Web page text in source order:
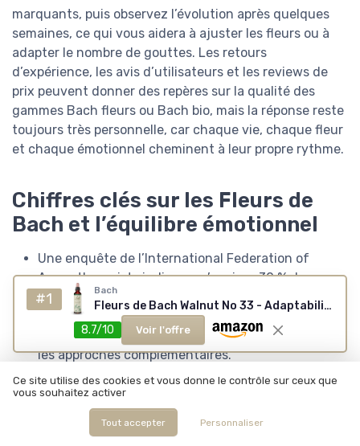
marquants, puis observez l’évolution après quelques
semaines, ce qui vous aidera à ajuster les fleurs ou à
adapter le nombre de gouttes. Les retours
d’expérience, les avis d’utilisateurs et les reviews de
prix peuvent donner des repères sur la qualité des
gammes Bach fleurs ou Bach bio, mais la réponse reste
toujours très personnelle, car chaque vie, chaque fleur
et chaque émotionnel cheminent à leur propre rythme.
Chiffres clés sur les Fleurs de
Bach et l’équilibre émotionnel
Une enquête de l’International Federation of
Aromatherapists indique qu’environ 30 % des
praticiens en bien être en Europe proposent aussi
des élixirs floraux de type Fleurs de Bach, ce qui
montre l’intégration croissante de ces élixirs dans
les approches complémentaires.
Selon des données publiées par la Fondation Bach,
plus de 80 pays disposent aujourd’hui de points de
vente officiels pour les Fleurs de Bach, ce qui
facilite l’accès aux élixirs floraux pour les
#1 Bach
Fleurs de Bach Walnut No 33 - Adaptabilité
8.7/10
Voir l'offre
Ce site utilise des cookies et vous donne le contrôle sur ceux que
vous souhaitez activer
Tout accepter Personnaliser